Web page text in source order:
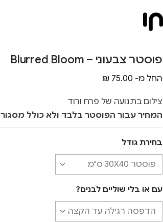
פוסטר צבעוני – Blurred Bloom
החל מ- ₪ 75.00
צילום בתנועה של פרח ורוד
המחיר עבור הפוסטר בלבד ולא כולל מסגור
בחירת גודל
עם או בלי שוליים לבנים?